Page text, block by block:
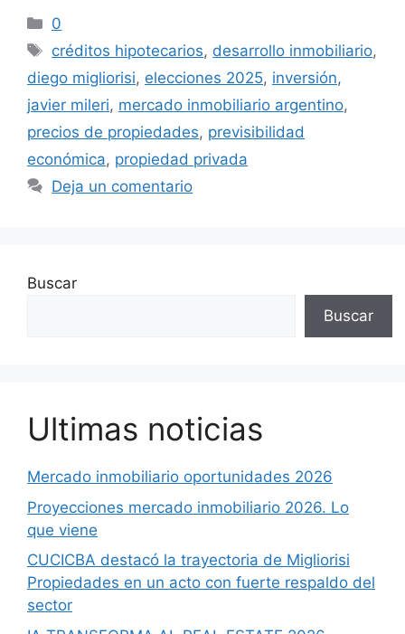
Categorías
0
Etiquetas
créditos hipotecarios, desarrollo inmobiliario,
diego migliorisi, elecciones 2025, inversión,
javier mileri, mercado inmobiliario argentino,
precios de propiedades, previsibilidad
económica, propiedad privada
Deja un comentario
Buscar
Buscar
Ultimas noticias
Mercado inmobiliario oportunidades 2026
Proyecciones mercado inmobiliario 2026. Lo
que viene
CUCICBA destacó la trayectoria de Migliorisi
Propiedades en un acto con fuerte respaldo del
sector